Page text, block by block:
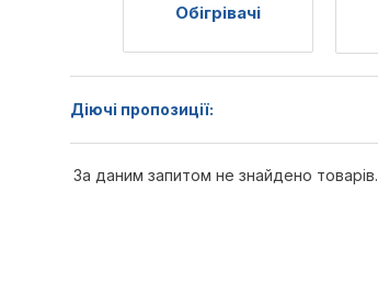
Обігрівачі
Діючі пропозиції:
За даним запитом не знайдено товарів.